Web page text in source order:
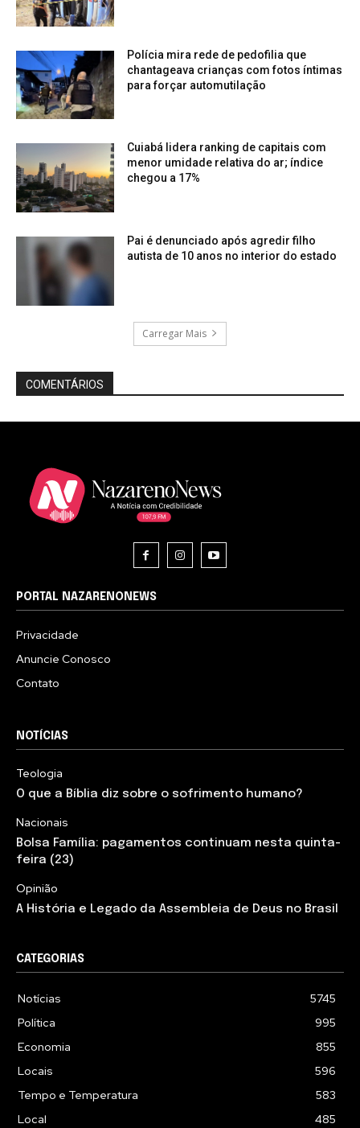
Polícia mira rede de pedofilia que
chantageava crianças com fotos íntimas
para forçar automutilação
Cuiabá lidera ranking de capitais com
menor umidade relativa do ar; índice
chegou a 17%
Pai é denunciado após agredir filho
autista de 10 anos no interior do estado
Carregar Mais
COMENTÁRIOS
PORTAL NAZARENONEWS
Privacidade
Anuncie Conosco
Contato
NOTÍCIAS
Teologia
O que a Bíblia diz sobre o sofrimento humano?
Nacionais
Bolsa Família: pagamentos continuam nesta quinta-
feira (23)
Opinião
A História e Legado da Assembleia de Deus no Brasil
CATEGORIAS
Notícias
5745
Política
995
Economia
855
Locais
596
Tempo e Temperatura
583
Local
485